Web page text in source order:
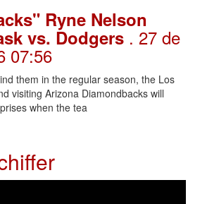
Ryne Nelson
vs. Dodgers . 27 de
07:56
them in the regular season, the Los
visiting Arizona Diamondbacks will
when the tea